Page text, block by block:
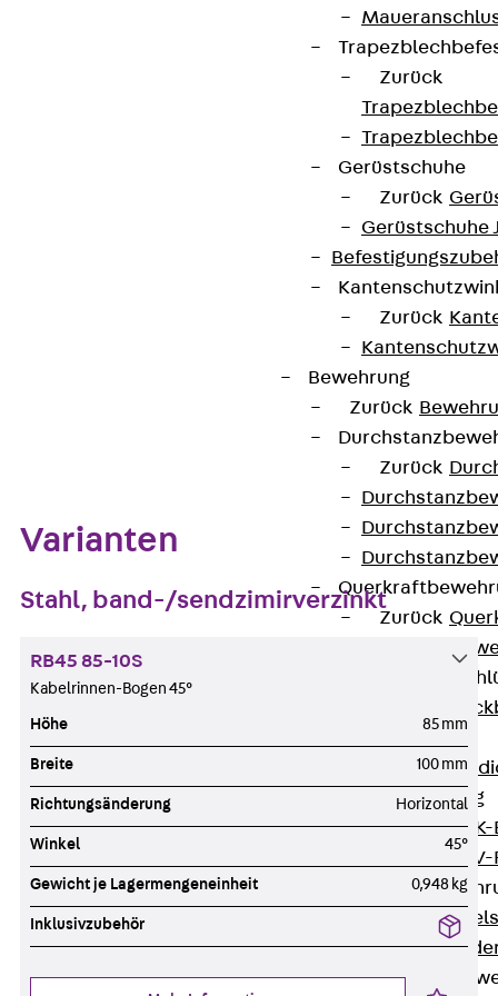
Zurück
Gerüstschuhe
Zurück
Gerüstschuhe
Zurück
Bewehrung
Zurück
Zurück
Zurück
GFK-Bewehrung
Zurück
FIBERNOX®
Zurück
Richtungsänderung
Horizontal
Gewicht je
Lagermengeneinheit
2,892 kg
Varianten
Stahl, band-/sendzimirverzinkt
RB45 85-10S
Kabelrinnen-Bogen 45°
Höhe 85 mm
Breite 100 mm
Richtungsänderung Horizontal
Winkel 45°
Gewicht je Lagermengeneinheit 0,948 kg
Inklusivzubehör